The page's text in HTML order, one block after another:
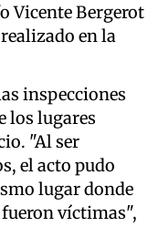
Vicente Bergerot
en la
inspecciones
los lugares
"Al ser
el acto pudo
lugar donde
víctimas",